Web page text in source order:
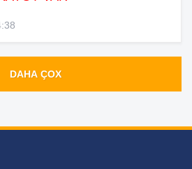
DAHA ÇOX